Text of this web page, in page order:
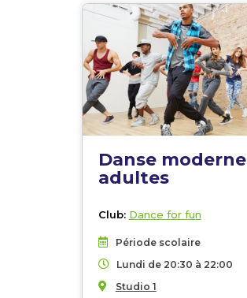
Danse moderne
adultes
Club: Dance for fun
Période scolaire
Lundi de 20:30 à 22:00
Studio 1